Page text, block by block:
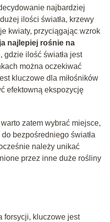
najbardziej
ilości światła, krzewy
kwiaty, przyciągając wzrok
najlepiej rośnie na
, gdzie ilość światła jest
można oczekiwać
kluczowe dla miłośników
efektowną ekspozycję
zatem wybrać miejsce,
bezpośredniego światła
należy unikać
przez inne duże rośliny
forsycji, kluczowe jest